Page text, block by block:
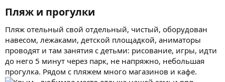
Пляж и прогулки​
Пляж отельный свой отдельный, чистый, оборудован
навесом, лежаками, детской площадкой, аниматоры
проводят и там занятия с детьми: рисование, игры, идти
до него 5 минут через парк, не напряжно, небольшая
прогулка. Рядом с пляжем много магазинов и кафе.